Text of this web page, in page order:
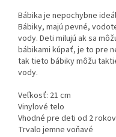
Bábika je nepochybne
Bábiky, majú pevné,
vody. Deti milujú ak sa
bábikami kúpať, je to pre
tak tieto bábiky môžu
vody.
Veľkosť: 21 cm
Vinylové telo
Vhodné pre deti od 2 rokov
Trvalo jemne voňavé